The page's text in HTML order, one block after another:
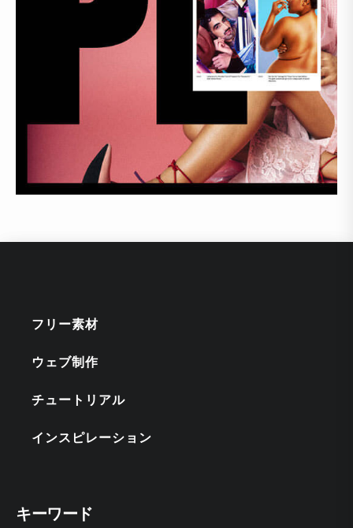
フリー素材
ウェブ制作
チュートリアル
インスピレーション
キーワード